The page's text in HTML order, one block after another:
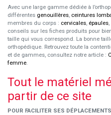
Avec une large gamme dédiée à
différentes genouillères, ceintures
membres du corps : cervicales, épaules
conseils sur les fiches produits pour
taille qui vous correspond. La bonne
orthopédique. Retrouvez toute la
et de gammes, consultez notre article :
femme.
Tout le matériel
partir de ce site
POUR FACILITER SES DÉPLACEMENTS